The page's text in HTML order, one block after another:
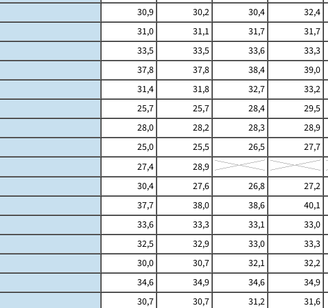
30,9 30,2 30,4 32,4
31,0 31,1 31,7 31,7
33,5 33,5 33,6 33,3
37,8 37,8 38,4 39,0
31,4 31,8 32,7 33,2
25,7 25,7 28,4 29,5
28,0 28,2 28,3 28,9
25,0 25,5 26,5 27,7
27,4
28,9
30,4 27,6 26,8 27,2
37,7 38,0 38,6 40,1
33,6 33,3 33,1 33,0
32,5 32,9 33,0 33,3
30,0 30,7 32,1 32,2
34,6 34,9 34,6 34,9
30,7 30,7 31,2 31,6